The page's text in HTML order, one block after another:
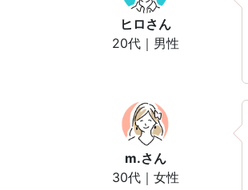
ヒロ さん
20代｜男性
m.さん
30代｜女性